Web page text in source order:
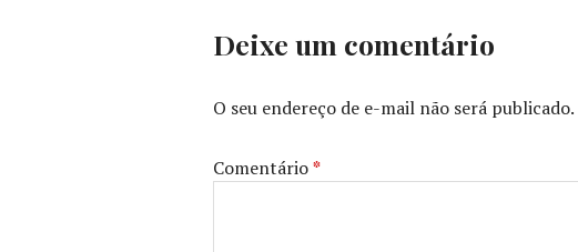
Deixe um comentário
O seu endereço de e-mail não será publicado.
Comentário*